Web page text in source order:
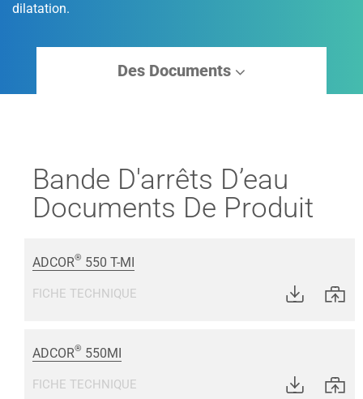
dilatation.
Des Documents
Bande D'arrêts D’eau
Documents De Produit
ADCOR® 550 T-MI
FICHE TECHNIQUE
ADCOR® 550MI
FICHE TECHNIQUE